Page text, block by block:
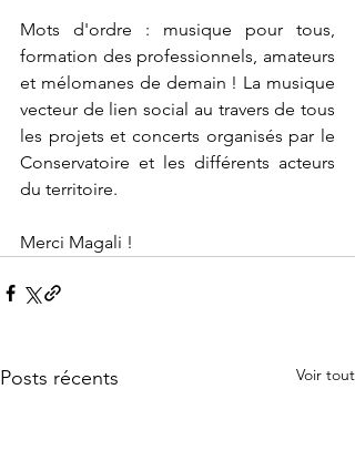
Mots d'ordre : musique pour tous,
formation des professionnels, amateurs
et mélomanes de demain ! La musique
vecteur de lien social au travers de tous
les projets et concerts organisés par le
Conservatoire et les différents acteurs
du territoire.
Merci Magali !
Posts récents Voir tout